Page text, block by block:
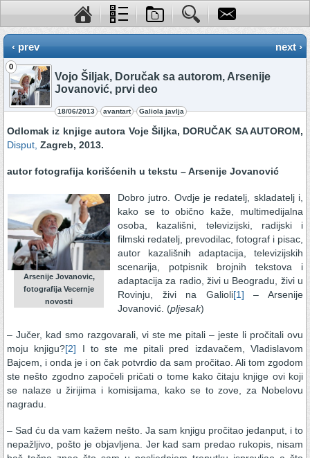
‹ prev next ›
0
Vojo Šiljak, Doručak sa autorom, Arsenije
Jovanović, prvi deo
18/06/2013 avantart Galiola javlja
Odlomak iz knjige autora Voje Šiljka, DORUČAK SA AUTOROM,
Disput, Zagreb, 2013.
autor fotografija korišćenih u tekstu – Arsenije Jovanović
Arsenije Jovanovic,
fotografija Vecernje
novosti
Dobro jutro. Ovdje je redatelj, skladatelj i,
kako se to obično kaže, multimedijalna
osoba, kazališni, televizijski, radijski i
filmski redatelj, prevodilac, fotograf i pisac,
autor kazališnih adaptacija, televizijskih
scenarija, potpisnik brojnih tekstova i
adaptacija za radio, živi u Beogradu, živi u
Rovinju, živi na Galioli[1] – Arsenije
Jovanović. (pljesak)
– Jučer, kad smo razgovarali, vi ste me pitali – jeste li pročitali ovu
moju knjigu?[2] I to ste me pitali pred izdavačem, Vladislavom
Bajcem, i onda je i on čak potvrdio da sam pročitao. Ali tom zgodom
ste nešto zgodno započeli pričati o tome kako čitaju knjige ovi koji
se nalaze u žirijima i komisijama, kako se to zove, za Nobelovu
nagradu.
– Sad ću da vam kažem nešto. Ja sam knjigu pročitao jedanput, i to
nepažljivo, pošto je objavljena. Jer kad sam predao rukopis, nisam